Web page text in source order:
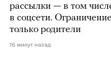
рассылки — в том
в соцсети.
только родители
16 минут назад